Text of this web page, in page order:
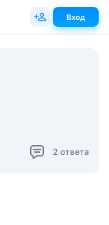
2 ответа
Вход